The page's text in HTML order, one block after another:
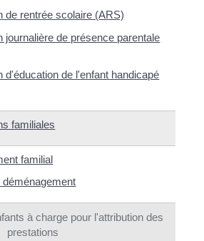
à charge pour l'attribution des
prestations
de rentrée scolaire (ARS)
journalière de présence parentale
d'éducation de l'enfant handicapé
familiales
familial
déménagement